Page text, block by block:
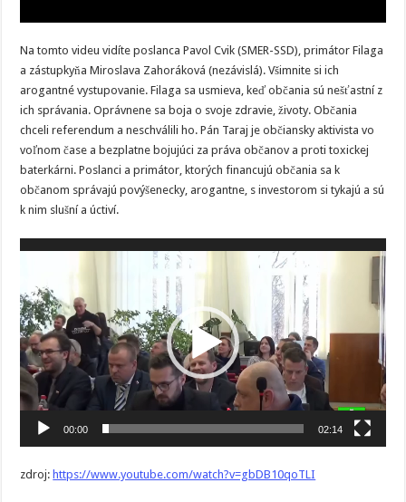
Na tomto videu vidíte poslanca Pavol Cvik (SMER-SSD), primátor Filaga
a zástupkyňa Miroslava Zahoráková (nezávislá). Všimnite si ich
arogantné vystupovanie. Filaga sa usmieva, keď občania sú nešťastní z
ich správania. Oprávnene sa boja o svoje zdravie, životy. Občania
chceli referendum a neschválili ho. Pán Taraj je občiansky aktivista vo
voľnom čase a bezplatne bojujúci za práva občanov a proti toxickej
baterkárni. Poslanci a primátor, ktorých financujú občania sa k
občanom správajú povýšenecky, arogantne, s investorom si tykajú a sú
k nim slušní a úctiví.
00:00 02:14
zdroj:https://www.youtube.com/watch?v=gbDB10qoTLI